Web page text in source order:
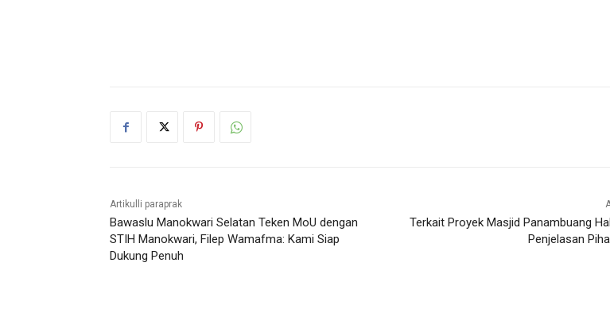
Artikulli paraprak
Bawaslu Manokwari Selatan Teken MoU dengan
STIH Manokwari, Filep Wamafma: Kami Siap
Dukung Penuh
Terkait Proyek Masjid Panambuang
Penjelasan